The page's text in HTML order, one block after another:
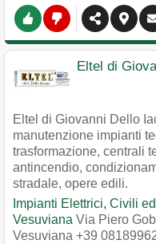
Eltel di
Eltel di Giovanni Dello
manutenzione impianti
trasformazione, centrali
antincendio,
stradale, opere edili.
Impianti Elettrici, Civili
Vesuviana Via Piero
Vesuviana +39